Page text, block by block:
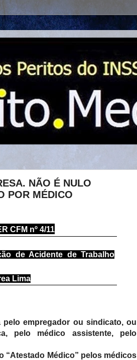
NÃO É NULO
POR MÉDICO
CFM nº 4/11
de Acidente de Trabalho
Lima
pelo empregador ou sindicato, ou
pelo médico assistente, pelo
“Atestado Médico” pelos médicos